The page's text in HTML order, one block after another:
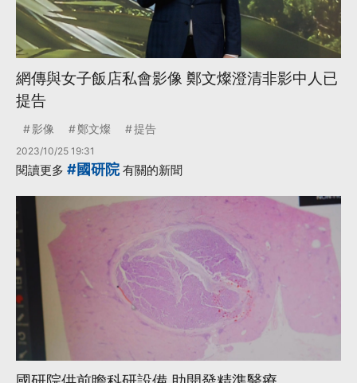
網傳與女子飯店私會影像 鄭文燦澄清非影中人已
提告
影像 鄭文燦 提告
2023/10/25 19:31
閱讀更多 #國研院有關的新聞